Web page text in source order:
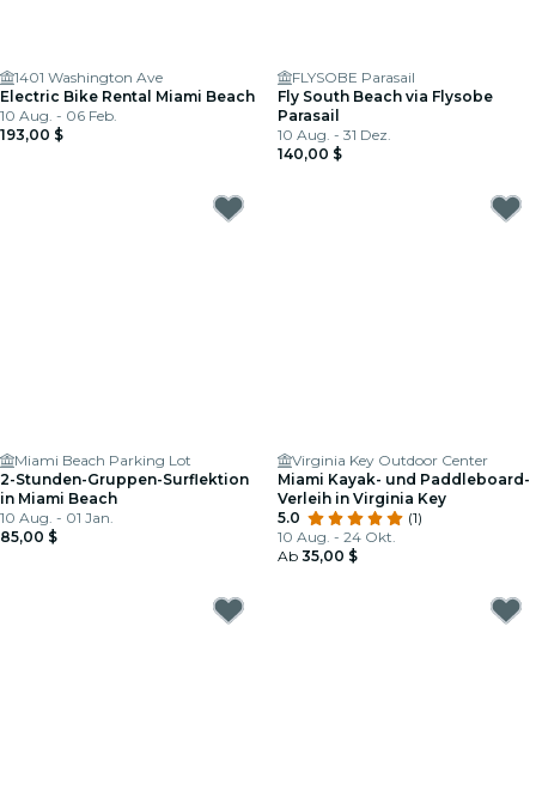
1401 Washington Ave
Electric Bike Rental Miami Beach
10 Aug. - 06 Feb.
193,00 $
FLYSOBE Parasail
Fly South Beach via Flysobe
Parasail
10 Aug. - 31 Dez.
140,00 $
Miami Beach Parking Lot
2-Stunden-Gruppen-Surflektion
in Miami Beach
10 Aug. - 01 Jan.
85,00 $
Virginia Key Outdoor Center
Miami Kayak- und Paddleboard-
Verleih in Virginia Key
5.0
(1)
10 Aug. - 24 Okt.
Ab 35,00 $